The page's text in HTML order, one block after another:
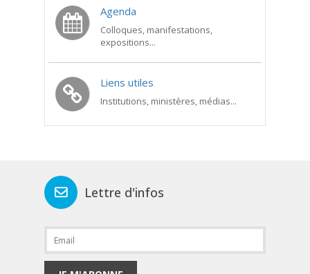
Agenda
Colloques, manifestations,
expositions...
Liens utiles
Institutions, ministères, médias...
Lettre d'infos